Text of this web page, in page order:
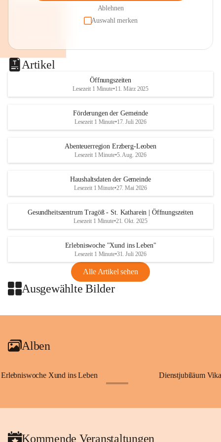
Ablehnen
Auswahl merken
Artikel
Öffnungszeiten
Lesezeit 1 Minute•11. März 2025
Förderungen der Gemeinde
Lesezeit 1 Minute•17. Juli 2026
Abenteuerregion Erzberg-Leoben
Lesezeit 1 Minute•5. Aug. 2026
Haushaltsdaten der Gemeinde
Lesezeit 1 Minute•27. Mai 2026
Gesundheitszentrum Tragöß - St. Katharein | Öffnungszeiten
Lesezeit 1 Minute•21. Okt. 2025
Erlebniswoche "Xund ins Leben"
Lesezeit 1 Minute•31. Juli 2026
Alle Artikel sehen
Ausgewählte Bilder
+2
Alben
Erlebniswoche Xund ins Leben Dienstjubiläum
Kommende Veranstaltungen